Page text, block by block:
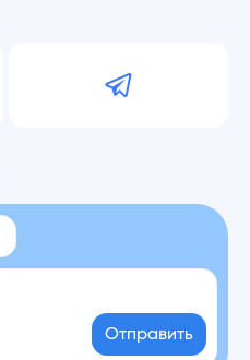
Отправить